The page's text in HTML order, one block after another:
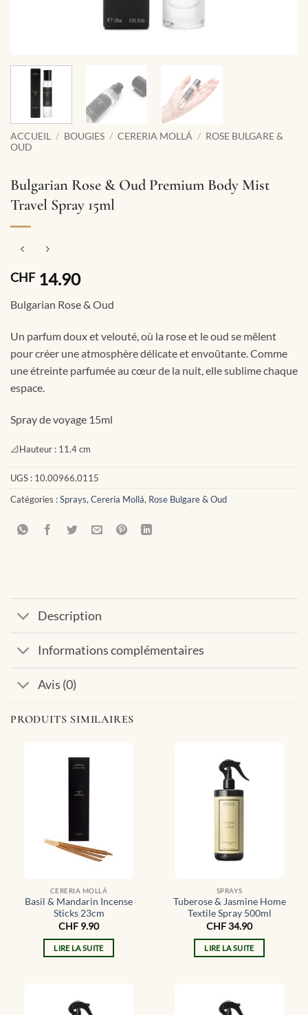
ACCUEIL / BOUGIES / CERERIA MOLLÁ / ROSE BULGARE &
OUD
Bulgarian Rose & Oud Premium Body Mist
Travel Spray 15ml
CHF14.90
Bulgarian Rose & Oud
Un parfum doux et velouté, où la rose et le oud se mêlent
pour créer une atmosphère délicate et envoûtante. Comme
une étreinte parfumée au cœur de la nuit, elle sublime chaque
espace.
Spray de voyage 15ml
📐Hauteur : 11.4 cm
UGS : 10.00966.0115
Catégories :Sprays,Cereria Mollá, Rose Bulgare & Oud
Description
Informations complémentaires
Avis (0)
PRODUITS SIMILAIRES
CERERIA MOLLÁ
Basil & Mandarin Incense
Sticks 23cm
CHF 9.90
LIRE LA SUITE
SPRAYS
Tuberose & Jasmine Home
Textile Spray 500ml
CHF34.90
LIRE LA SUITE